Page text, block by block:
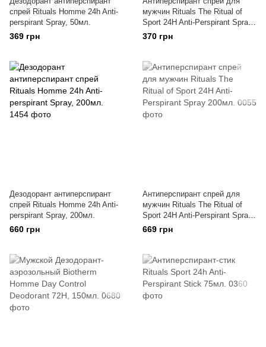
спрей Rituals Homme 24h Anti-
perspirant Spray, 50мл.
369 грн
мужчин Rituals The Ritual of
Sport 24H Anti-Perspirant Spray
50мл.
370 грн
Дезодорант антиперспирант
спрей Rituals Homme 24h Anti-
perspirant Spray, 200мл.
660 грн
Антиперспирант спрей для
мужчин Rituals The Ritual of
Sport 24H Anti-Perspirant Spray
200мл.
669 грн